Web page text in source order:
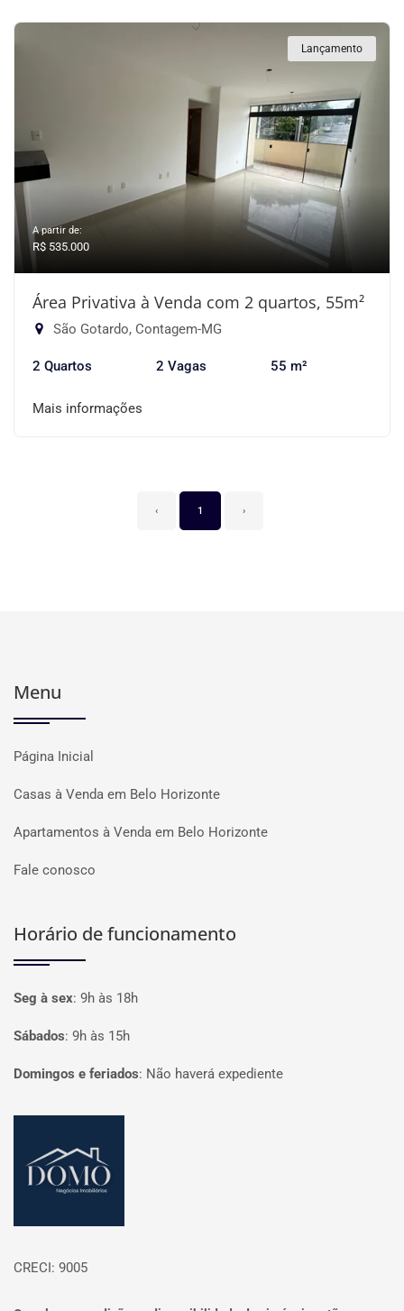
Lançamento
A partir de:
R$ 535.000
Área Privativa à Venda com 2 quartos, 55m²
São Gotardo, Contagem-MG
2 Quartos 2 Vagas 55 m²
Mais informações
‹ 1 ›
Menu
Página Inicial
Casas à Venda em Belo Horizonte
Apartamentos à Venda em Belo Horizonte
Fale conosco
Horário de funcionamento
Seg à sex: 9h às 18h
Sábados: 9h às 15h
Domingos e feriados: Não haverá expediente
CRECI: 9005